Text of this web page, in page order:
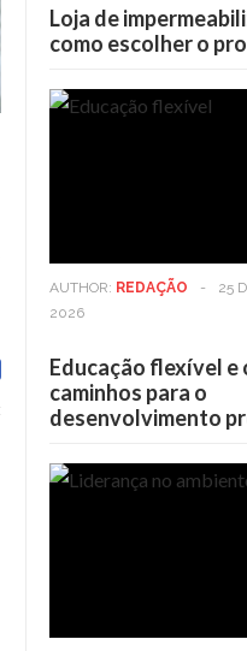
Loja de
como escolher o
AUTHOR: REDAÇÃO -
25
2026
Educação flexível e
caminhos para o
desenvolvimento